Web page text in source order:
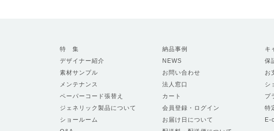
特 集
デザイナー紹介
素材サンプル
メンテナンス
ペーパーコード張替え
ジェネリック製品について
ショールーム
納品事例
NEWS
お問い合わせ
法人窓口
カート
会員登録・ログイン
お届け日について
キ
保
お
シ
プ
特
E-